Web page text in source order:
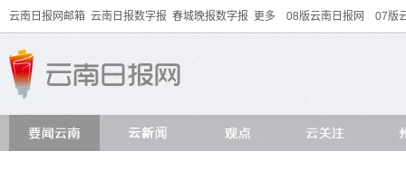
云南日报网邮箱 云南日报数字报 春城晚报数字报 更多 08版云南日报网 07版